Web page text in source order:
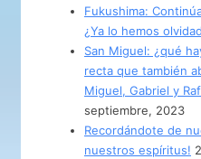
Fukushima:
¿Ya lo hemos
San Miguel: ¿qué
recta que también
Miguel, Gabriel y
septiembre, 2023
Recordándote de
nuestros espíritus!